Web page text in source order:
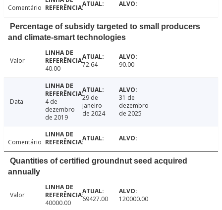
Comentário
Percentage of subsidy targeted to small producers
and climate-smart technologies
Valor
40.00
72.64 90.00
Data
4 de
dezembro
de 2019
29 de
janeiro
de 2024
31 de
dezembro
de 2025
Comentário
Quantities of certified groundnut seed acquired
annually
Valor
40000.00
69427.00 120000.00